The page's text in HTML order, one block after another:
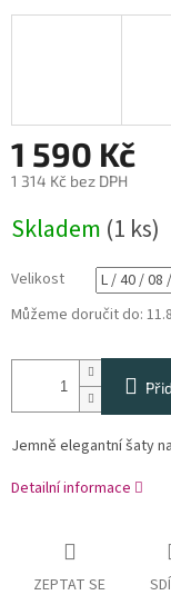
1 590 Kč
1 314 Kč bez DPH
cena:
Skladem (1 ks)
Velikost
Můžeme doručit do:
Jemně elegantní šaty
Detailní informace
ZEPTAT SE